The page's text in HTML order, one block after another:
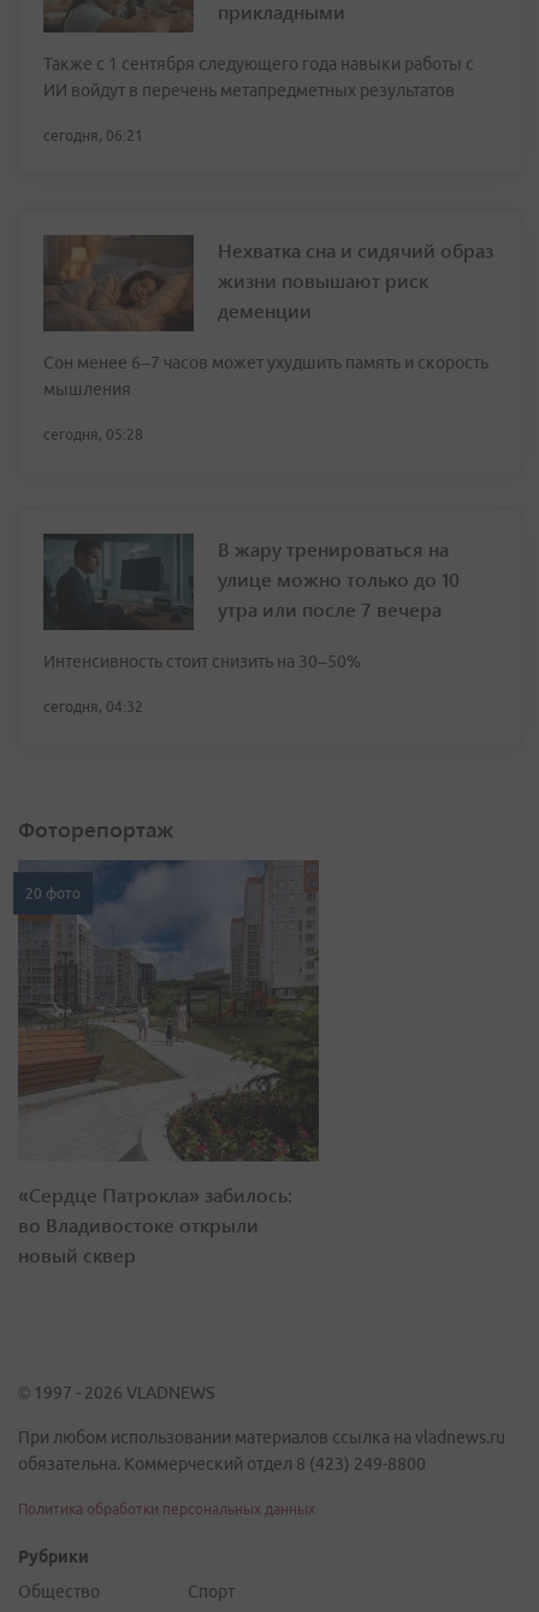
прикладными
Также с 1 сентября следующего года навыки работы с
ИИ войдут в перечень метапредметных результатов
сегодня, 06:21
Нехватка сна и сидячий образ
жизни повышают риск
деменции
Сон менее 6–7 часов может ухудшить память и скорость
мышления
сегодня, 05:28
В жару тренироваться на
улице можно только до 10
утра или после 7 вечера
Интенсивность стоит снизить на 30–50%
сегодня, 04:32
Фоторепортаж
20 фото
«Сердце Патрокла» забилось:
во Владивостоке открыли
новый сквер
© 1997 - 2026 VLADNEWS
При любом использовании материалов ссылка на vladnews.ru
обязательна. Коммерческий отдел 8 (423) 249-8800
Политика обработки персональных данных
Рубрики
Общество
Спорт